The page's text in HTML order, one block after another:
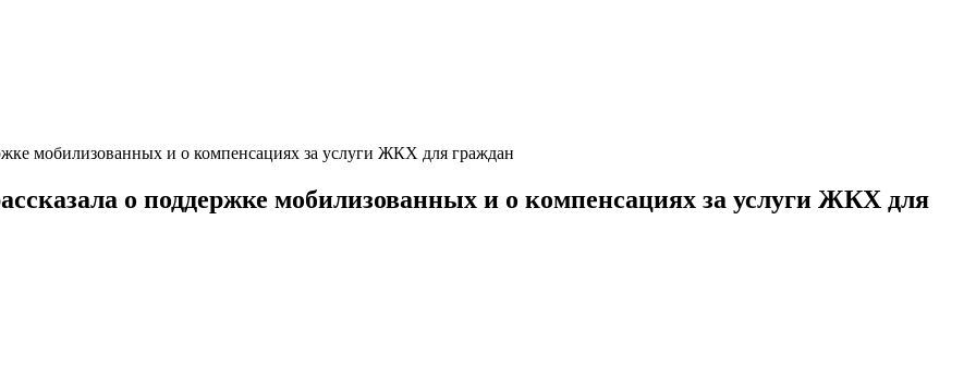
мобилизованных и о компенсациях за услуги ЖКХ для граждан
о поддержке мобилизованных и о компенсациях за услуги ЖКХ для